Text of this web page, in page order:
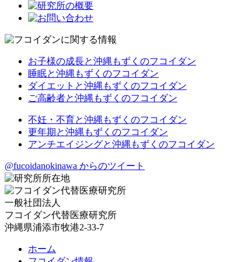
お子様の成長と沖縄もずくのフコイダン
睡眠と沖縄もずくのフコイダン
ダイエットと沖縄もずくのフコイダン
ご高齢者と沖縄もずくのフコイダン
不妊・不育と沖縄もずくのフコイダン
更年期と沖縄もずくのフコイダン
アンチエイジングと沖縄もずくのフコイダン
@fucoidanokinawa からのツイート
一般社団法人
フコイダン代替医療研究所
沖縄県浦添市牧港2-33-7
ホーム